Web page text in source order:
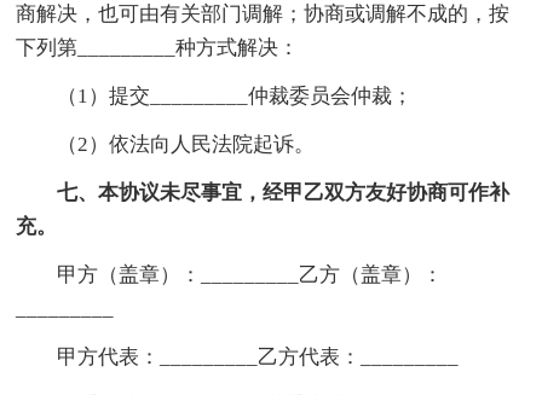
商解决，也可由有关部门调解；协商或调解不成的，按
下列第_________种方式解决：
（1）提交_________仲裁委员会仲裁；
（2）依法向人民法院起诉。
七、本协议未尽事宜，经甲乙双方友好协商可作补
充。
甲方（盖章）：_________乙方（盖章）：
甲方代表：_________乙方代表：_________